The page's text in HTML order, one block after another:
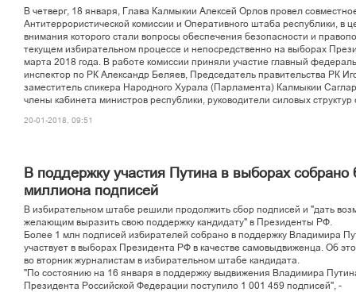
Â ÷åòâåðã, 18 ÿíâàðÿ, Ãëàâà Êàëìûêèè Àëåêñåé Îðëîâ ïðîâåë
Àíòèòåððîðèñòè÷åñêîé êîìèññèè è Îïåðàòèâíîãî øòàáà ðåñïóáëèêè, â
âíèìàíèÿ êîòîðîãî ñòàëè âîïðîñû îáåñïå÷åíèÿ áåçîïàñíîñòè è
òåêóùåì èçáèðàòåëüíîì ïðîöåññå è íåïîñðåäñòâåííî íà âûáîðàõ
ìàðòà 2018 ãîäà. Â ðàáîòå êîìèññèè ïðèíÿëè ó÷àñòèå ãëàâíûé
èíñïåêòîð ïî ÐÊ Àëåêñàíäð Áåëÿåâ, Ïðåäñåäàòåëü ïðàâèòåëüñòâà ÐÊ
çàìåñòèòåëü ñïèêåðà Íàðîäíîãî Õóðàëà (Ïàðëàìåíòà) Êàëìûêèè
÷ëåíû êàáèíåòà ìèíèñòðîâ ðåñïóáëèêè, ðóêîâîäèòåëè ñèëîâûõ ñòðóêòóð
20-01-2018, 09:51
Â ïîääåðæêó ó÷àñòèÿ Ïóòèíà â âûáîðàõ ñîáðàíî
ìèëëèîíà ïîäïèñåé
Â èçáèðàòåëüíîì øòàáå ðåøèëè ïðîäîëæèòü ñáîð ïîäïèñåé è "äàòü
æåëàþùèì âûðàçèòü ñâîþ ïîääåðæêó êàíäèäàòó" â Ïðåçèäåíòû ÐÔ.
Áîëåå 1 ìëí ïîäïèñåé èçáèðàòåëåé ñîáðàíî â ïîääåðæêó Âëàäèìèðà
ó÷àñòâóåò â âûáîðàõ Ïðåçèäåíòà ÐÔ â êà÷åñòâå ñàìîâûäâèæåíöà. Îá
âî âòîðíèê æóðíàëèñòàì â èçáèðàòåëüíîì øòàáå êàíäèäàòà.
"Ïî ñîñòîÿíèþ íà 16 ÿíâàðÿ â ïîääåðæêó âûäâèæåíèÿ Âëàäèìèðà
Ïðåçèäåíòà Ðîññèéñêîé Ôåäåðàöèè ïîñòóïèëî 1 001 459 ïîäïèñåé", -